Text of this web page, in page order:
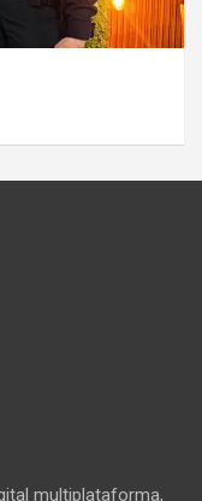
multiplataforma,